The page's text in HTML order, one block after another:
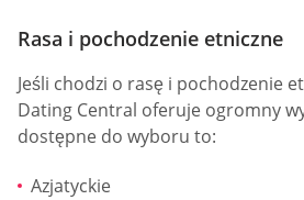
Rasa i pochodzenie etniczne
Jeśli chodzi o rasę i pochodzenie
Dating Central oferuje ogromny
dostępne do wyboru to:
Azjatyckie